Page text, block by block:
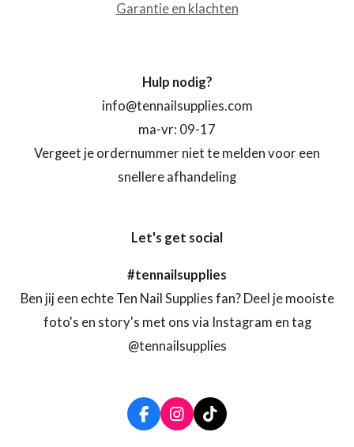
Garantie en klachten
Hulp nodig?
info@tennailsupplies.com
ma-vr: 09-17
Vergeet je ordernummer niet te melden voor een
snellere afhandeling
Let's get social
#tennailsupplies
Ben jij een echte Ten Nail Supplies fan? Deel je mooiste
foto's en story's met ons via Instagram en tag
@tennailsupplies
F
a
I
n
T
i